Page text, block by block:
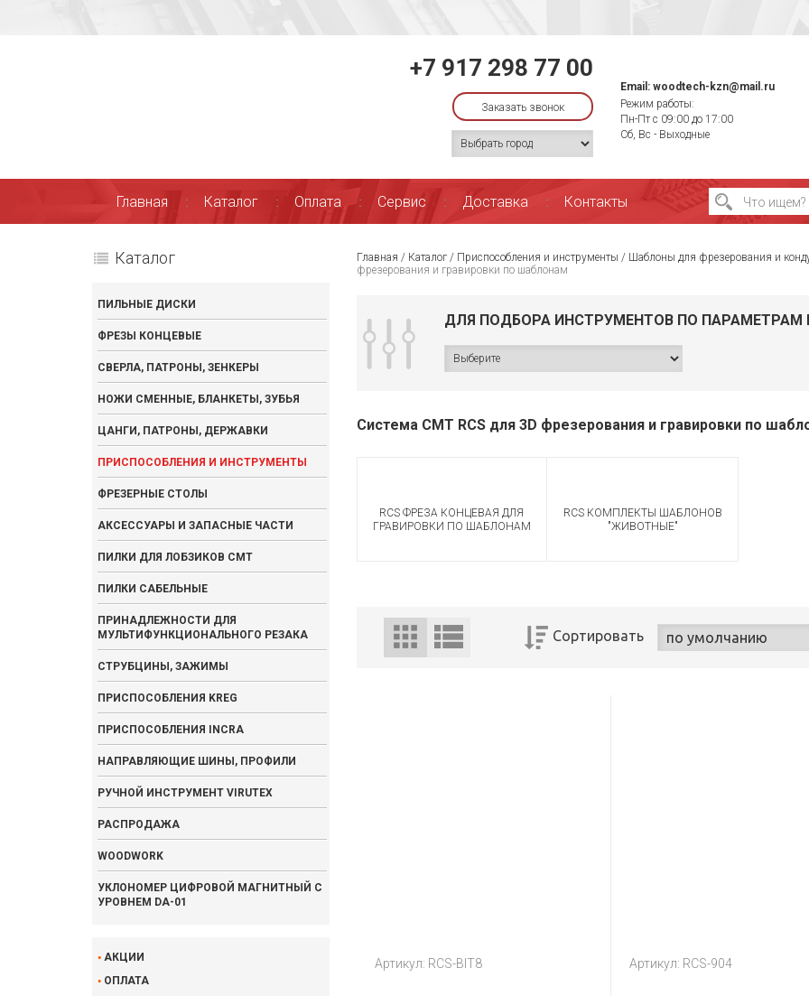
+7 917 298 77 00
Заказать звонок
Email: woodtech-kzn@mail.ru
Режим работы:
Пн-Пт с 09:00 до 17:00
Сб, Вс - Выходные
Главная Каталог Оплата Сервис Доставка Контакты
Каталог
ПИЛЬНЫЕ ДИСКИ
ФРЕЗЫ КОНЦЕВЫЕ
СВЕРЛА, ПАТРОНЫ, ЗЕНКЕРЫ
НОЖИ СМЕННЫЕ, БЛАНКЕТЫ, ЗУБЬЯ
ЦАНГИ, ПАТРОНЫ, ДЕРЖАВКИ
ПРИСПОСОБЛЕНИЯ И ИНСТРУМЕНТЫ
ФРЕЗЕРНЫЕ СТОЛЫ
АКСЕССУАРЫ И ЗАПАСНЫЕ ЧАСТИ
ПИЛКИ ДЛЯ ЛОБЗИКОВ CMT
ПИЛКИ САБЕЛЬНЫЕ
ПРИНАДЛЕЖНОСТИ ДЛЯ
МУЛЬТИФУНКЦИОНАЛЬНОГО РЕЗАКА
СТРУБЦИНЫ, ЗАЖИМЫ
ПРИСПОСОБЛЕНИЯ KREG
ПРИСПОСОБЛЕНИЯ INCRA
НАПРАВЛЯЮЩИЕ ШИНЫ, ПРОФИЛИ
РУЧНОЙ ИНСТРУМЕНТ VIRUTEX
РАСПРОДАЖА
WOODWORK
УКЛОНОМЕР ЦИФРОВОЙ МАГНИТНЫЙ С
УРОВНЕМ DA-01
АКЦИИ
ОПЛАТА
Главная / Каталог / Приспособления и инструменты / Шаблоны для фрезерования и
фрезерования и гравировки по шаблонам
ДЛЯ ПОДБОРА ИНСТРУМЕНТОВ ПО ПАРАМЕТРАМ
Система CMT RCS для 3D фрезерования и гравировки по
RCS ФРЕЗА КОНЦЕВАЯ ДЛЯ
ГРАВИРОВКИ ПО ШАБЛОНАМ
RCS КОМПЛЕКТЫ ШАБЛОНОВ
"ЖИВОТНЫЕ"
Сортировать
Артикул: RCS-BIT8 Артикул: RCS-904